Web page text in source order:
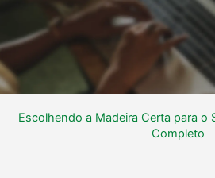
Escolhendo a Madeira Certa para o
Completo